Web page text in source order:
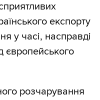
експорту
у часі, насправді
європейського
розчарування